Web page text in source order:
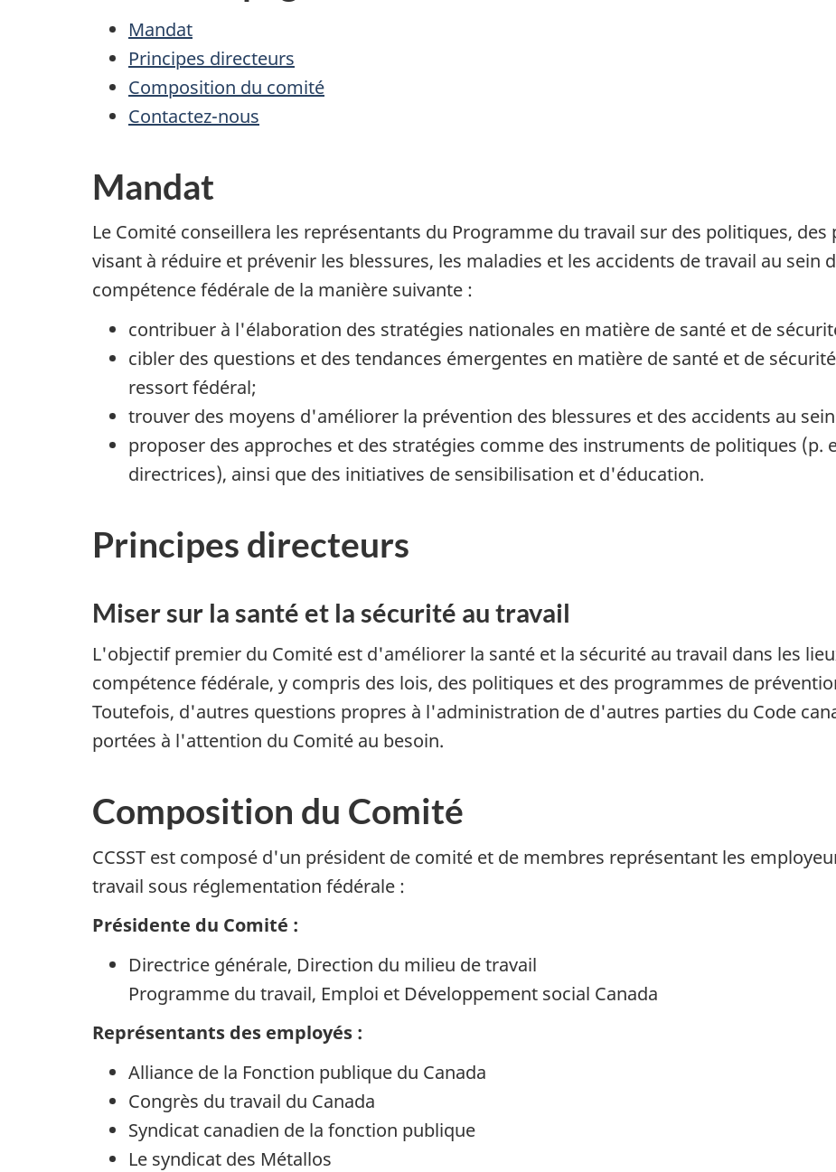
Mandat
Principes directeurs
Composition du comité
Contactez-nous
Mandat
Le Comité conseillera les représentants du Programme du travail sur des politiques,
visant à réduire et prévenir les blessures, les maladies et les accidents de travail au sein
compétence fédérale de la manière suivante :
contribuer à l'élaboration des stratégies nationales en matière de santé et de
cibler des questions et des tendances émergentes en matière de santé et de
ressort fédéral;
trouver des moyens d'améliorer la prévention des blessures et des accidents au
proposer des approches et des stratégies comme des instruments de politiques (p.
directrices), ainsi que des initiatives de sensibilisation et d'éducation.
Principes directeurs
Miser sur la santé et la sécurité au travail
L'objectif premier du Comité est d'améliorer la santé et la sécurité au travail dans les
compétence fédérale, y compris des lois, des politiques et des programmes de
Toutefois, d'autres questions propres à l'administration de d'autres parties du Code
portées à l'attention du Comité au besoin.
Composition du Comité
CCSST est composé d'un président de comité et de membres représentant les
travail sous réglementation fédérale :
Présidente du Comité :
Directrice générale, Direction du milieu de travail
Programme du travail, Emploi et Développement social Canada
Représentants des employés :
Alliance de la Fonction publique du Canada
Congrès du travail du Canada
Syndicat canadien de la fonction publique
Le syndicat des Métallos